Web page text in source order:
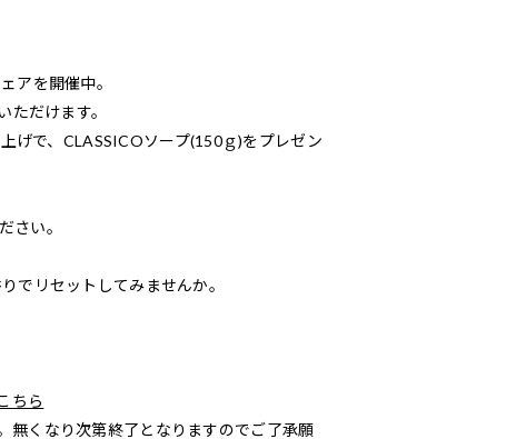
アを開催中。
ただけます。
げで、CLASSICOソープ(150ｇ)をプレゼン
さい。
でリセットしてみませんか。
ちら
無くなり次第終了となりますのでご了承願